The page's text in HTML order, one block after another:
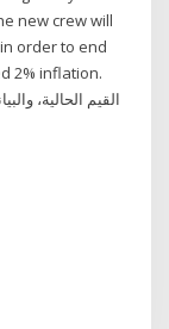
new crew will
order to end
2% inflation.
القيم الحالية،